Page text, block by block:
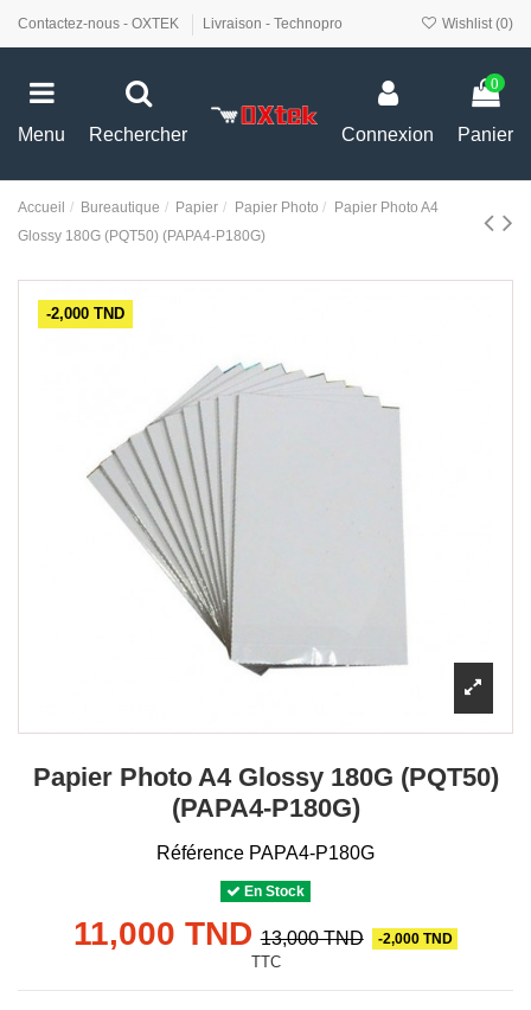
Contactez-nous - OXTEK Livraison - Technopro Wishlist (0)
Menu Rechercher Connexion
0
Panier
Accueil Bureautique Papier Papier Photo
Papier Photo A4
Glossy 180G (PQT50) (PAPA4-P180G)
-2,000 TND
Papier Photo A4 Glossy 180G (PQT50)
(PAPA4-P180G)
Référence PAPA4-P180G
En Stock
11,000 TND 13,000 TND -2,000 TND
TTC